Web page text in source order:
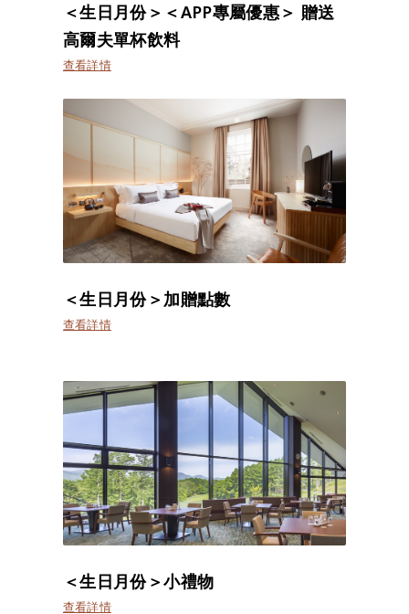
＜生日月份＞＜APP專屬優惠＞ 贈送
高爾夫單杯飲料
查看詳情
＜生日月份＞加贈點數
查看詳情
＜生日月份＞小禮物
查看詳情